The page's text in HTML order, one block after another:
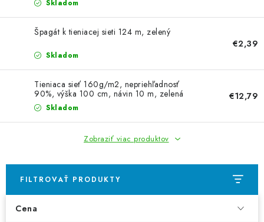
KOMPOSTÉRY
Kontakt
Skladom
Špagát k tieniacej sieti 124 m, zelený
Skladom
€2,39
Tieniaca sieť 160g/m2, nepriehľadnosť
90%, výška 100 cm, návin 10 m, zelená
Skladom
€12,79
Zobraziť viac produktov
FILTROVAŤ PRODUKTY
Cena